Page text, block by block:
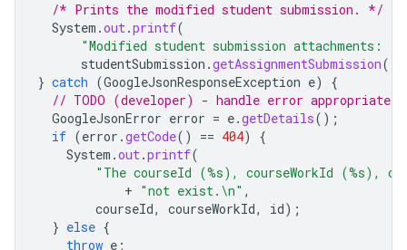
/* Prints the modified student submission. */
System .out.printf(
"Modified student submission attachments:
studentSubmission .getAssignmentSubmission().
} catch (GoogleJsonResponseException e)
{
// TODO (developer) - handle error appropriately
GoogleJsonError error = e.getDetails();
if (error .getCode() == 404)
{
System .out.printf(
"The courseId (%s), courseWorkId (%s),
+ "not exist.\n" ,
courseId, courseWorkId, id);
} else {
throw e ;